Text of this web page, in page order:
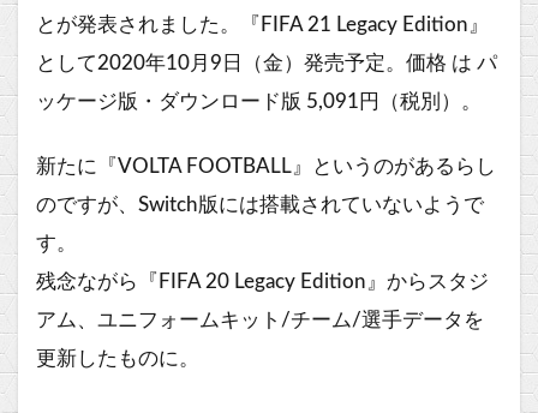
とが発表されました。『FIFA 21 Legacy Edition』
として2020年10月9日（金）発売予定。価格 は パ
ッケージ版・ダウンロード版 5,091円（税別）。
新たに『VOLTA FOOTBALL』というのがあるらし
のですが、Switch版には搭載されていないようで
す。
残念ながら『FIFA 20 Legacy Edition』からスタジ
アム、ユニフォームキット/チーム/選手データを
更新したものに。